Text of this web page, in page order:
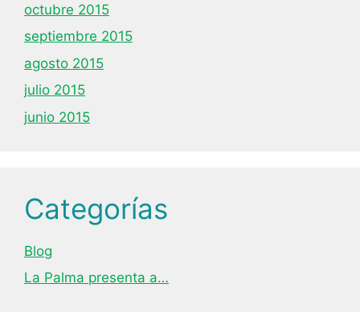
octubre 2015
septiembre 2015
agosto 2015
julio 2015
junio 2015
Categorías
Blog
La Palma presenta a…